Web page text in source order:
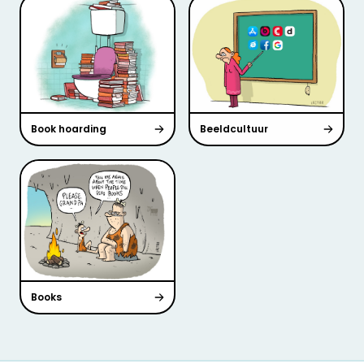
Book hoarding Beeldcultuur
Books